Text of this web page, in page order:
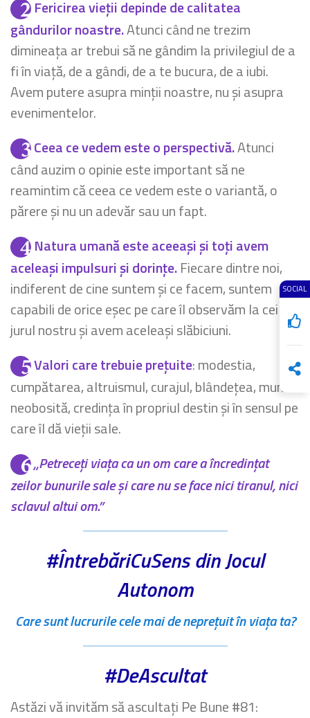
SOCIAL
Fericirea vieții depinde de calitatea
gândurilor noastre.Atunci când ne trezim
dimineața ar trebui să ne gândim la privilegiul de a
fi în viață, de a gândi, de a te bucura, de a iubi.
Avem putere asupra minții noastre, nu și asupra
evenimentelor.
Ceea ce vedem este o perspectivă.Atunci
când auzim o opinie este important să ne
reamintim că ceea ce vedem este o variantă, o
părere și nu un adevăr sau un fapt.
Natura umană este aceeași și toți avem
aceleași impulsuri și dorințe.Fiecare dintre noi,
indiferent de cine suntem și ce facem, suntem
capabili de orice eșec pe care îl observăm la cei din
jurul nostru și avem aceleași slăbiciuni.
Valori care trebuie prețuite: modestia,
cumpătarea, altruismul, curajul, blândețea, munca
neobosită, credința în propriul destin și în sensul pe
care îl dă vieții sale.
„Petreceți viața ca un om care a încredințat
zeilor bunurile sale și care nu se face nici tiranul, nici
sclavul altui om.”
#ÎntrebăriCuSens din Jocul
Autonom
Care sunt lucrurile cele mai de neprețuit în viața ta?
#DeAscultat
Astăzi vă invităm să ascultați Pe Bune #81: